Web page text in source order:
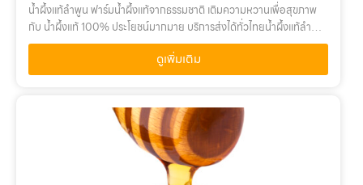
น้ำผึ้งแท้ลำพูน ฟาร์มน้ำผึ้งแท้จากธรรมชาติ เติมความหวานเพื่อสุขภาพ
กับ น้ำผึ้งแท้ 100% ประโยชน์มากมาย บริการส่งได้ทั่วไทยน้ำผึ้งแท้ลำพูน
เติมความหวานเพื่อสุขภาพ กับ น้ำผึ้งแท้ 100% คุณค่าจากน้ำผึ้งแท้…
ดูเพิ่มเติม